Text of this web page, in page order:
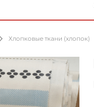
Хлопковые ткани (хлопок)